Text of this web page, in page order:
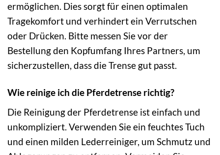
ermöglichen. Dies sorgt für einen optimalen
Tragekomfort und verhindert ein Verrutschen
oder Drücken. Bitte messen Sie vor der
Bestellung den Kopfumfang Ihres Partners, um
sicherzustellen, dass die Trense gut passt.
Wie reinige ich die Pferdetrense richtig?
Die Reinigung der Pferdetrense ist einfach und
unkompliziert. Verwenden Sie ein feuchtes Tuch
und einen milden Lederreiniger, um Schmutz und